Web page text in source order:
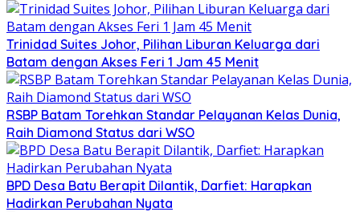
Trinidad Suites Johor, Pilihan Liburan Keluarga dari
Batam dengan Akses Feri 1 Jam 45 Menit
RSBP Batam Torehkan Standar Pelayanan Kelas Dunia,
Raih Diamond Status dari WSO
BPD Desa Batu Berapit Dilantik, Darfiet: Harapkan
Hadirkan Perubahan Nyata